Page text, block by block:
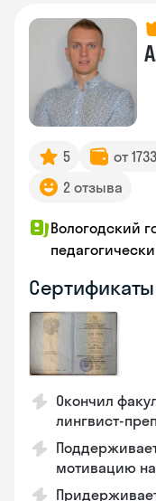
5 от
2 отзыва
Вологодский
Сертификаты
Окончил
лингвист-
мотивацию